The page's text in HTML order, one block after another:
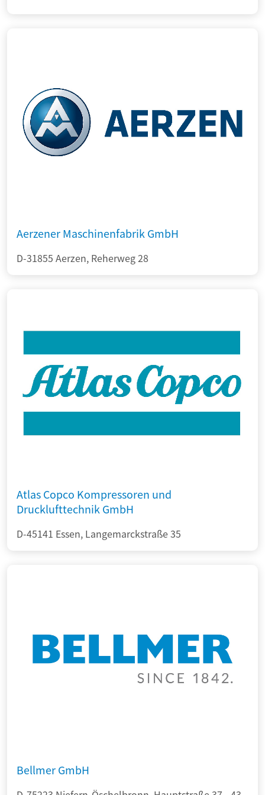
Aerzener Maschinenfabrik GmbH
D-31855 Aerzen, Reherweg 28
Atlas Copco Kompressoren und
Drucklufttechnik GmbH
D-45141 Essen, Langemarckstraße 35
Bellmer GmbH